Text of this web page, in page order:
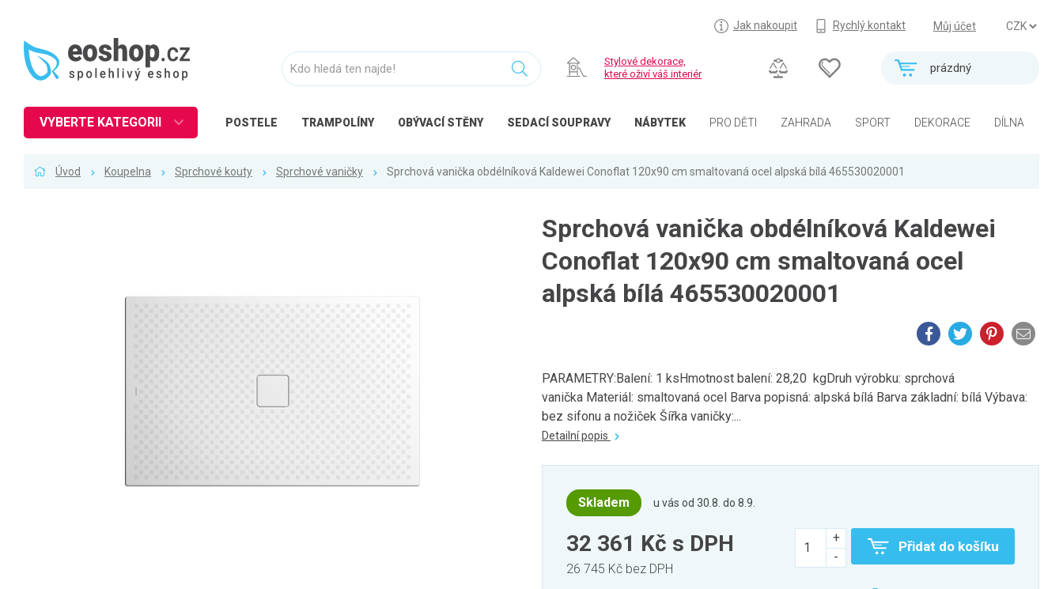
Můj účet
Jak nakoupit Rychlý kontakt
prázdný
Stylové dekorace,
které oživí váš interiér
POSTELE TRAMPOLÍNY OBÝVACÍ STĚNY SEDACÍ SOUPRAVY NÁBYTEK PRO DĚTI ZAHRADA SPORT DEKORACE DÍLNA
VYBERTE KATEGORII
Balkon a terasa
Textil, koberce
Úvod Koupelna Sprchové kouty Sprchové vaničky Sprchová vanička obdélníková Kaldewei Conoflat 120x90 cm smaltovaná ocel alpská bílá 465530020001
Sprchová vanička obdélníková Kaldewei
Conoflat 120x90 cm smaltovaná ocel
alpská bílá 465530020001
PARAMETRY:Balení: 1 ksHmotnost balení: 28,20 kgDruh výrobku: sprchová
vanička Materiál: smaltovaná ocel Barva popisná: alpská bílá Barva základní: bílá Výbava:
bez sifonu a nožiček Šířka vaničky:...
Detailní popis
Skladem u vás od 30.8. do 8.9.
32 361 Kč s DPH
26 745 Kč bez DPH
Přidat do košíku